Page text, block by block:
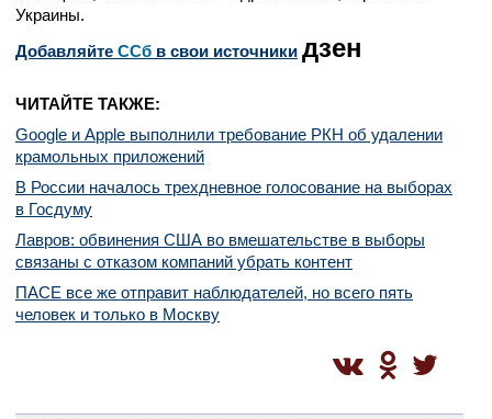
Украины.
Добавляйте CСб в свои источники дзен
ЧИТАЙТЕ ТАКЖЕ:
Google и Apple выполнили требование РКН об удалении
крамольных приложений
В России началось трехдневное голосование на выборах
в Госдуму
Лавров: обвинения США во вмешательстве в выборы
связаны с отказом компаний убрать контент
ПАСЕ все же отправит наблюдателей, но всего пять
человек и только в Москву